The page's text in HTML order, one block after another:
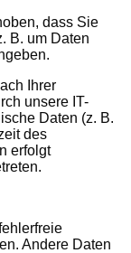
dass Sie
B. um Daten
Ihrer
unsere IT-
Daten (z. B.
des
erfolgt
Andere Daten